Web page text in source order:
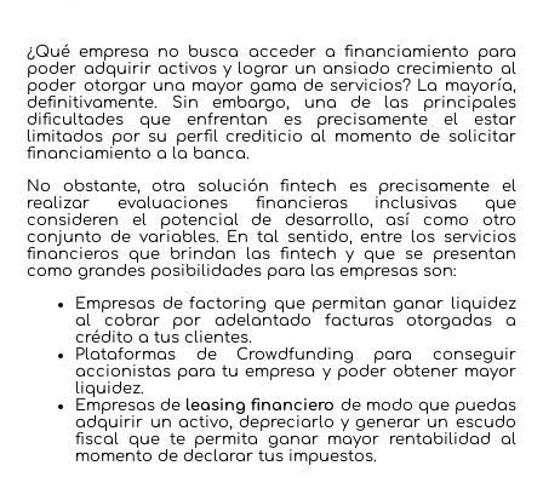
¿Qué empresa no busca acceder a financiamiento para
poder adquirir activos y lograr un ansiado crecimiento al
poder otorgar una mayor gama de servicios? La mayoría,
definitivamente. Sin embargo, una de las principales
dificultades que enfrentan es precisamente el estar
limitados por su perfil crediticio al momento de solicitar
financiamiento a la banca.
No obstante, otra solución fintech es precisamente el
realizar evaluaciones financieras inclusivas que
consideren el potencial de desarrollo, así como otro
conjunto de variables. En tal sentido, entre los servicios
financieros que brindan las fintech y que se presentan
como grandes posibilidades para las empresas son:
Empresas de factoring que permitan ganar liquidez
al cobrar por adelantado facturas otorgadas a
crédito a tus clientes.
Plataformas de Crowdfunding para conseguir
accionistas para tu empresa y poder obtener mayor
liquidez.
Empresas deleasing financiero de modo que puedas
adquirir un activo, depreciarlo y generar un escudo
fiscal que te permita ganar mayor rentabilidad al
momento de declarar tus impuestos.